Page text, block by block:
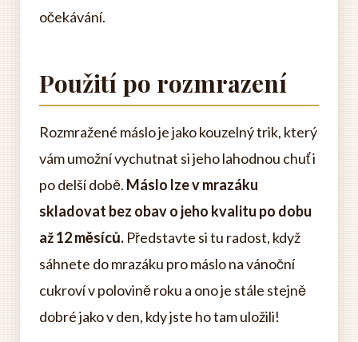
očekávání.
Použití po rozmrazení
Rozmražené máslo je jako kouzelný trik, který
vám umožní vychutnat si jeho lahodnou chuť i
po delší době. Máslo lze v mrazáku
skladovat bez obav o jeho kvalitu po dobu
až 12 měsíců. Představte si tu radost, když
sáhnete do mrazáku pro máslo na vánoční
cukroví v polovině roku a ono je stále stejně
dobré jako v den, kdy jste ho tam uložili!